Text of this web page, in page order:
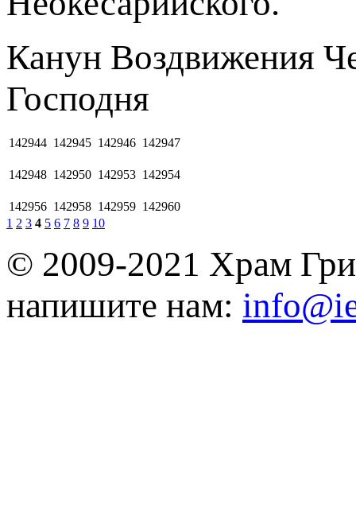
Канун Воздвижения
Господня
142944 142945 142946 142947
142948 142950 142953 142954
142956 142958 142959 142960
1 2 3 4 5 6 7 8 9 10
© 2009-2021 Храм
напишите нам: